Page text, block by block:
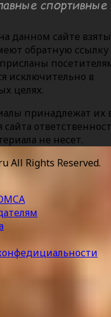
данном сайте
обратную ссылку
исключительно в
целях.
принадлежат их
не несет.
All Rights Reserved.